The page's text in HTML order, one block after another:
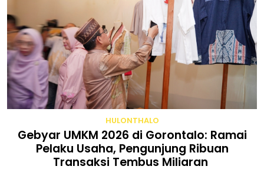
HULONTHALO
Gebyar UMKM 2026 di Gorontalo: Ramai
Pelaku Usaha, Pengunjung Ribuan
Transaksi Tembus Miliaran